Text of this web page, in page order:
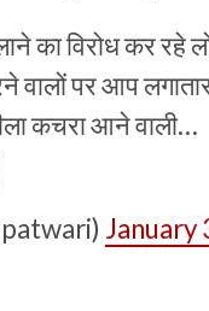
विरोध कर रहे
पर आप
कचरा आने वाली…
January